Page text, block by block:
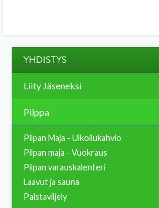
YHDISTYS
Liity Jäseneksi
Pilppa
Pilpan Maja - Ulkoilukahvio
Pilpan maja - Vuokraus
Pilpan varauskalenteri
Laavut ja sauna
Palstaviljely